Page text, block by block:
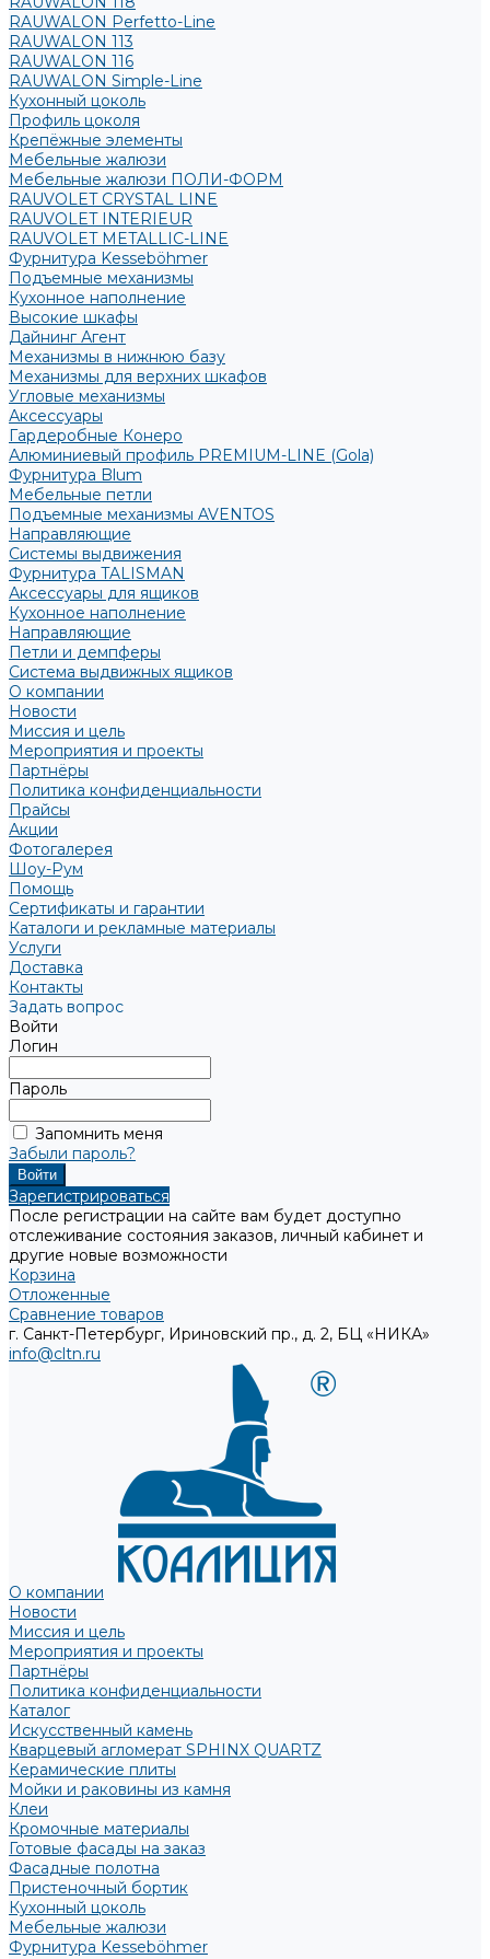
RAUWALON Perfetto-Line
RAUWALON 113
RAUWALON 116
RAUWALON Simple-Line
Кухонный цоколь
Профиль цоколя
Крепёжные элементы
Мебельные жалюзи
Мебельные жалюзи ПОЛИ-ФОРМ
RAUVOLET CRYSTAL LINE
RAUVOLET INTERIEUR
RAUVOLET METALLIC-LINE
Фурнитура Kesseböhmer
Подъемные механизмы
Кухонное наполнение
Высокие шкафы
Дайнинг Агент
Механизмы в нижнюю базу
Механизмы для верхних шкафов
Угловые механизмы
Аксессуары
Гардеробные Конеро
Алюминиевый профиль PREMIUM-LINE (Gola)
Фурнитура Blum
Мебельные петли
Подъемные механизмы AVENTOS
Направляющие
Системы выдвижения
Фурнитура TALISMAN
Аксессуары для ящиков
Кухонное наполнение
Направляющие
Петли и демпферы
Система выдвижных ящиков
О компании
Новости
Миссия и цель
Мероприятия и проекты
Партнёры
Политика конфиденциальности
Прайсы
Акции
Фотогалерея
Шоу-Рум
Помощь
Сертификаты и гарантии
Каталоги и рекламные материалы
Услуги
Доставка
Контакты
Задать вопрос
Войти
Логин
Пароль
Запомнить меня
Забыли пароль?
Зарегистрироваться
После регистрации на сайте вам будет доступно
отслеживание состояния заказов, личный кабинет и
другие новые возможности
Корзина
Отложенные
Сравнение товаров
г. Санкт-Петербург, Ириновский пр., д. 2, БЦ «НИКА»
info@cltn.ru
О компании
Новости
Миссия и цель
Мероприятия и проекты
Партнёры
Политика конфиденциальности
Каталог
Искусственный камень
Кварцевый агломерат SPHINX QUARTZ
Керамические плиты
Мойки и раковины из камня
Клеи
Кромочные материалы
Готовые фасады на заказ
Фасадные полотна
Пристеночный бортик
Кухонный цоколь
Мебельные жалюзи
Фурнитура Kesseböhmer